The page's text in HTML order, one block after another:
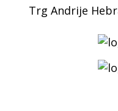
Trg Andrije